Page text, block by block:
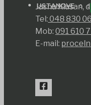
USTANOVE
Jasna Klasan,
Tel: 048 830
Mob: 091 610
E-mail: